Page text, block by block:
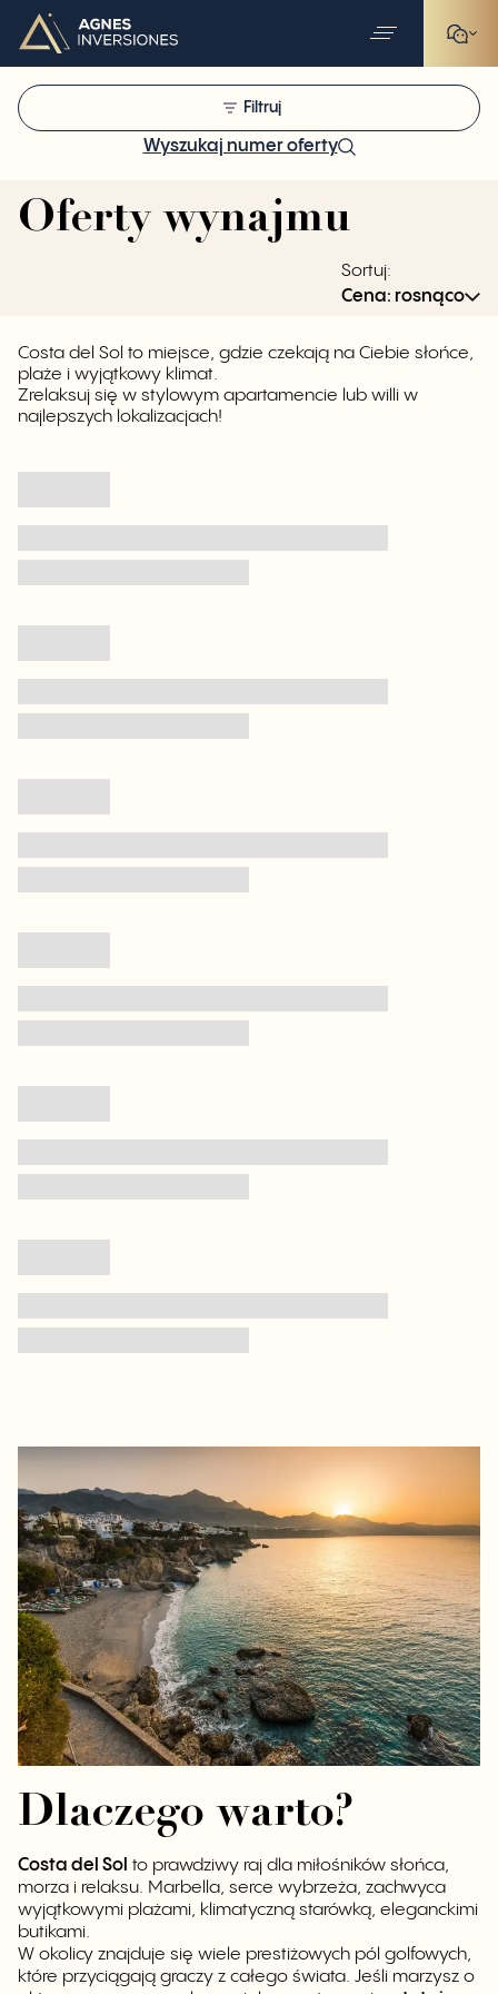
Filtruj
Wyszukaj numer oferty
Oferty wynajmu
Sortuj:
Cena: rosnąco
Costa del Sol to miejsce, gdzie czekają na Ciebie słońce,
plaże i wyjątkowy klimat.
Zrelaksuj się w stylowym apartamencie lub willi w
najlepszych lokalizacjach!
Dlaczego warto?
Costa del Sol to prawdziwy raj dla miłośników słońca,
morza i relaksu. Marbella, serce wybrzeża, zachwyca
wyjątkowymi plażami, klimatyczną starówką, eleganckimi
butikami.
W okolicy znajduje się wiele prestiżowych pól golfowych,
które przyciągają graczy z całego świata. Jeśli marzysz o